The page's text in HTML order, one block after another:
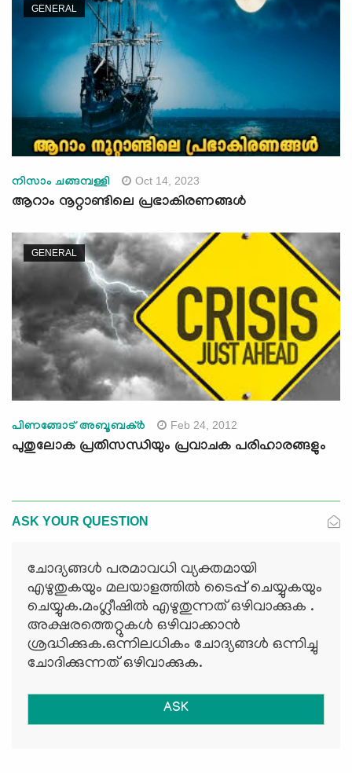
GENERAL
നിസാം ചങ്ങമ്പള്ളി Oct 14, 2023
ആറാം നൂറ്റാണ്ടിലെ പ്രഭാകിരണങ്ങള്‍
GENERAL
പിണങ്ങോട് അബൂബക്ര്‍ Feb 24, 2012
പുതുലോക പ്രതിസന്ധിയും പ്രവാചക പരിഹാരങ്ങളും
ASK YOUR QUESTION
ചോദ്യങ്ങള്‍ പരമാവധി വ്യക്തമായി
എഴുതുകയും മലയാളത്തില്‍ ടൈപ്പ് ചെയ്യുകയും
ചെയ്യുക.മംഗ്ലീഷില്‍ എഴുതുന്നത് ഒഴിവാക്കുക .
അക്ഷരത്തെറ്റുകള്‍ ഒഴിവാക്കാന്‍
ശ്രദ്ധിക്കുക.ഒന്നിലധികം ചോദ്യങ്ങള്‍ ഒന്നിച്ചു
ചോദിക്കുന്നത് ഒഴിവാക്കുക.
ASK